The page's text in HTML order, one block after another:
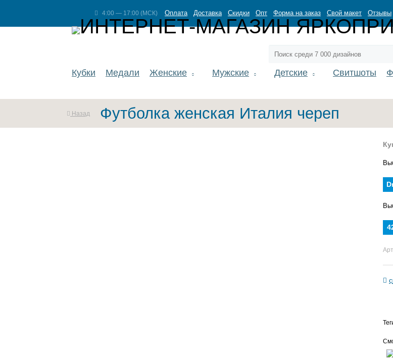
4:00 — 17:00 (МСК) Оплата Доставка Скидки Опт Форма на заказ Свой макет Отзывы
Кубки Медали Женские Мужские Детские Свитшоты
Назад Футболка женская Италия череп